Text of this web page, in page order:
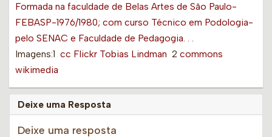
Formada na faculdade de Belas Artes de São Paulo-
FEBASP-1976/1980; com curso Técnico em Podologia-
pelo SENAC e Faculdade de Pedagogia. . .
Imagens:1 cc Flickr Tobias Lindman 2 commons
wikimedia
Deixe uma Resposta
Deixe uma resposta